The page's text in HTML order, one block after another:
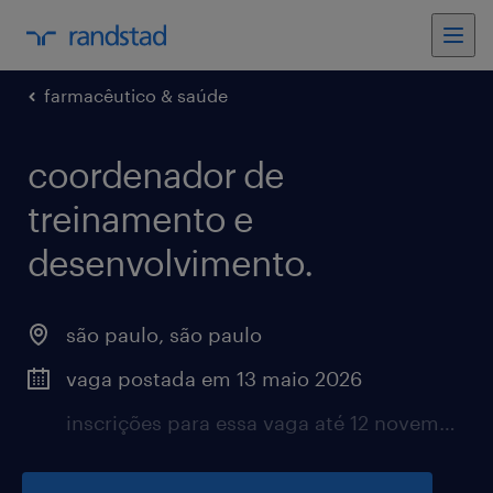
farmacêutico & saúde
coordenador de
treinamento e
desenvolvimento.
são paulo, são paulo
vaga postada em 13 maio 2026
inscrições para essa vaga até 12 novembro 2026